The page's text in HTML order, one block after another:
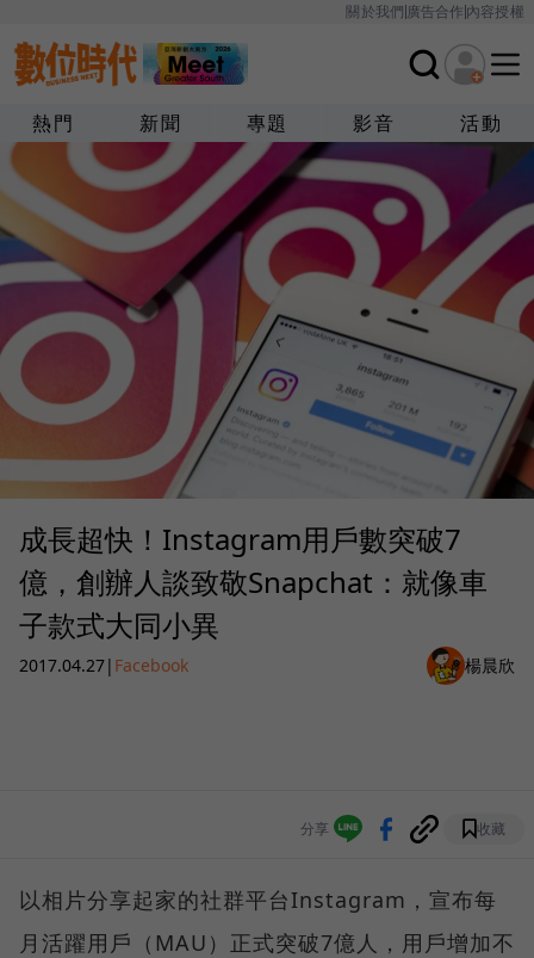
關於我們廣告合作內容授權
熱門 新聞 專題 影音 活動
成長超快！Instagram用戶數突破7
億，創辦人談致敬Snapchat：就像車
子款式大同小異
2017.04.27| Facebook 楊晨欣
分享 收藏
以相片分享起家的社群平台Instagram，宣布每
月活躍用戶（MAU）正式突破7億人，用戶增加不